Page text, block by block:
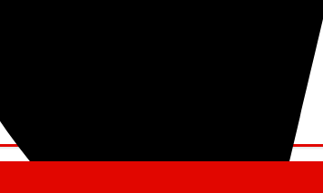
transformación, mejorando la experiencia de
y fortaleciendo nuestra